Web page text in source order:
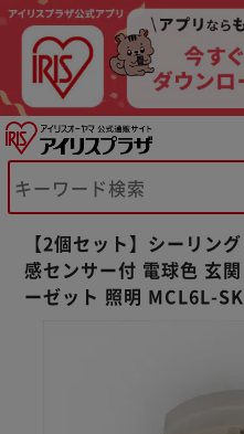
【2個セット】シーリン
感センサー付 電球色 玄
ーゼット 照明 MCL6L-SK